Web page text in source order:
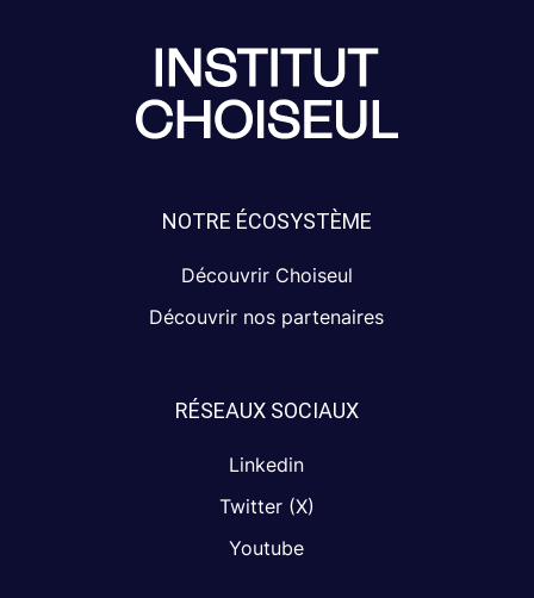
NOTRE ÉCOSYSTÈME
Découvrir Choiseul
Découvrir nos partenaires
RÉSEAUX SOCIAUX
Linkedin
Twitter (X)
Youtube